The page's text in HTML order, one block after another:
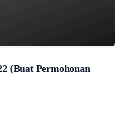
(Buat Permohonan